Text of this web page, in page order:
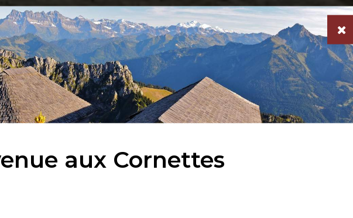
!
aux Cornettes